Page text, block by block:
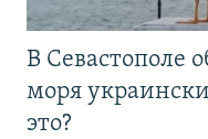
В Севастополе
моря
это?